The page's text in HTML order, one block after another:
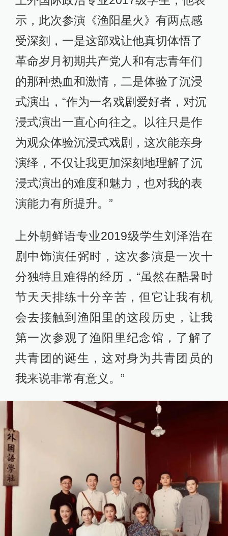
示，此次参演《渔阳星火》有两点感
受深刻，一是这部戏让他真切体悟了
革命岁月初期共产党人和有志青年们
的那种热血和激情，二是体验了沉浸
式演出，“作为一名戏剧爱好者，对沉
浸式演出一直心向往之。以往只是作
为观众体验沉浸式戏剧，这次能亲身
演绎，不仅让我更加深刻地理解了沉
浸式演出的难度和魅力，也对我的表
演能力有所提升。”
上外朝鲜语专业2019级学生刘泽浩在
剧中饰演任弼时，这次参演是一次十
分独特且难得的经历，“虽然在酷暑时
节天天排练十分辛苦，但它让我有机
会去接触到渔阳里的这段历史，让我
第一次参观了渔阳里纪念馆，了解了
共青团的诞生，这对身为共青团员的
我来说非常有意义。”